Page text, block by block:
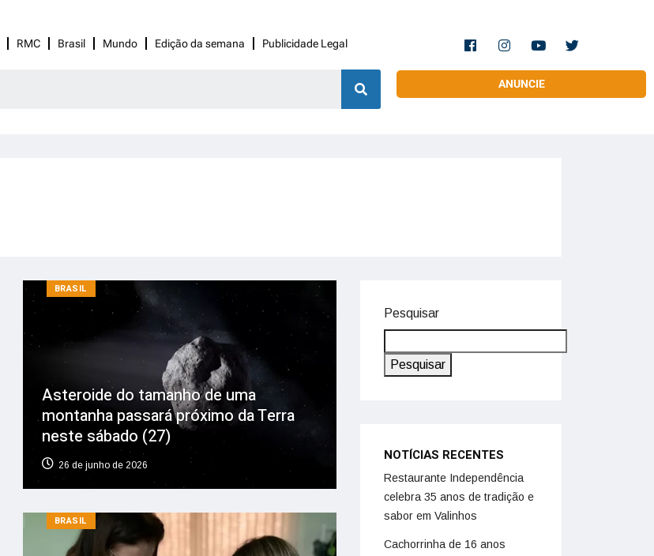
RMC Brasil Mundo Edição da semana Publicidade Legal
ANUNCIE
BRASIL
Asteroide do tamanho de uma
montanha passará próximo da Terra
neste sábado (27)
26 de junho de 2026
BRASIL
Pesquisar
Pesquisar
NOTÍCIAS RECENTES
Restaurante Independência
celebra 35 anos de tradição e
sabor em Valinhos
Cachorrinha de 16 anos